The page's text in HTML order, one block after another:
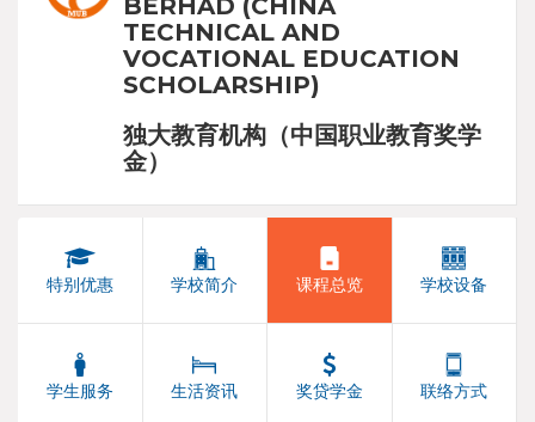
TECHNICAL AND
VOCATIONAL EDUCATION
SCHOLARSHIP)
独大教育机构（中国职业教育奖学
金）
特别优惠 学校简介 课程总览 学校设备
学生服务 生活资讯 奖贷学金 联络方式